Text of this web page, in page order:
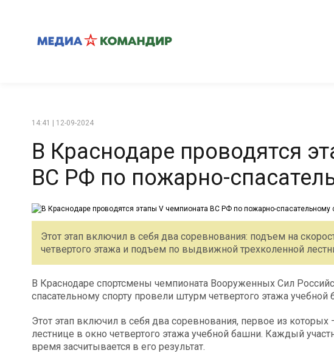
14:41 | 12-09-2024
В Краснодаре проводятся
ВС РФ по пожарно-
Этот этап включил в себя два соревнования: подъем на
четвертого этажа и подъем по выдвижной трехколенной
В Краснодаре спортсмены чемпионата Вооруженных Сил
спасательному спорту провели штурм четвертого этажа учебной
Этот этап включил в себя два соревнования, первое из
лестнице в окно четвертого этажа учебной башни. Каждый
время засчитывается в его результат.